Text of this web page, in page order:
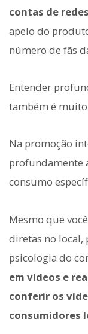
contas de
apelo do
número de fãs
Entender
também é
Na promoção
profundamente
consumo
Mesmo que
diretas no local,
psicologia do
em vídeos e
conferir os
consumidores